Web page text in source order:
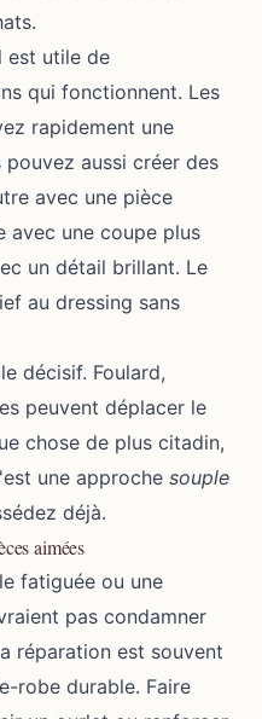
est utile de
qui fonctionnent. Les
rapidement une
aussi créer des
avec une pièce
avec une coupe plus
un détail brillant. Le
au dressing sans
décisif. Foulard,
peuvent déplacer le
chose de plus citadin,
une approche souple
déjà.
aimées
fatiguée ou une
pas condamner
réparation est souvent
robe durable. Faire